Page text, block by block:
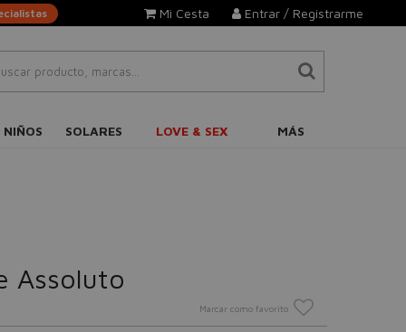
Entrar / Registrarme
Mi Cesta
NIÑOS SOLARES LOVE & SEX MÁS
Assoluto
Marcar como favorito